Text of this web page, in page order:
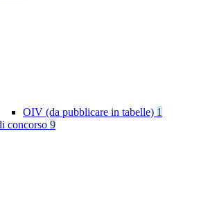
OIV (da pubblicare in tabelle) 1
concorso 9